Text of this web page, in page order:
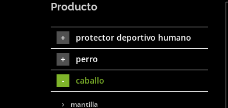
Producto
protector deportivo humano
perro
caballo
mantilla